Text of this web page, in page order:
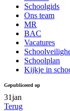
Schoolgids
Ons team
MR
BAC
Vacatures
Schoolplan
Kijkje in
Gepubliceerd op
31jan
Terug